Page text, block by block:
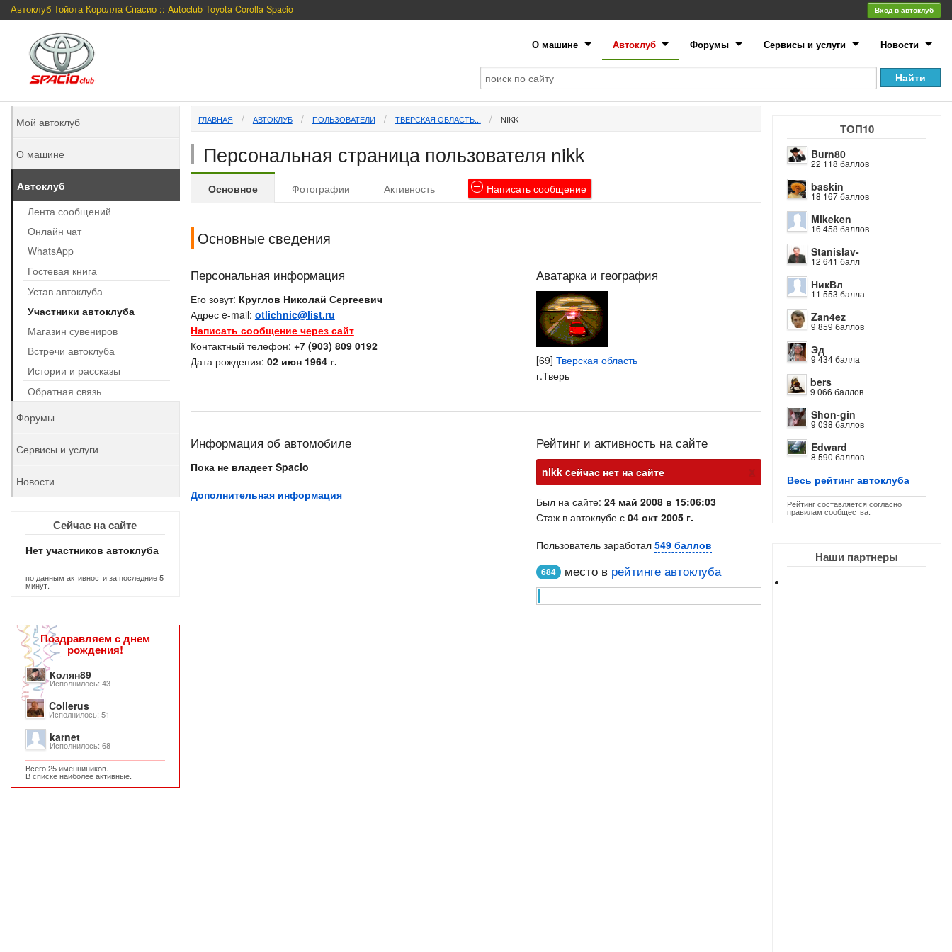
Автоклуб Тойота Королла Спасио :: Autoclub Toyota Corolla Spacio Вход в автоклуб
О машине Автоклуб Форумы Сервисы и услуги Новости
ТОП10
Burn80
22 118 баллов
baskin
18 167 баллов
Mikeken
16 458 баллов
Stanislav-
12 641 балл
НикВл
11 553 балла
Zan4ez
9 859 баллов
Эд
9 434 балла
bers
9 066 баллов
Shon-gin
9 038 баллов
Edward
8 590 баллов
Весь рейтинг автоклуба
Рейтинг составляется согласно
правилам сообщества.
Наши партнеры
ГЛАВНАЯ АВТОКЛУБ ПОЛЬЗОВАТЕЛИ ТВЕРСКАЯ ОБЛАСТЬ... NIKK
Персональная страница пользователя nikk
Основное Фотографии Активность Написатьсообщение
Основные сведения
Персональная информация
Его зовут: Круглов Николай Сергеевич
Адрес e-mail: otlichnic@list.ru
Написать сообщение через сайт
Контактный телефон: +7 (903) 809 0192
Дата рождения: 02 июн 1964 г.
Аватарка и география
[69] Тверская область
г.Тверь
Информация об автомобиле
Пока не владеет Spacio
Дополнительная информация
Рейтинг и активность на сайте
nikk cейчас нет на сайте х
Был на сайте: 24 май 2008 в 15:06:03
Стаж в автоклубе с 04 окт 2005 г.
Пользователь заработал 549 баллов
684 место в рейтинге автоклуба
Мой автоклуб
О машине
Автоклуб
Лента сообщений
Онлайн чат
WhatsApp
Гостевая книга
Устав автоклуба
Участники автоклуба
Магазин сувениров
Встречи автоклуба
Истории и рассказы
Обратная связь
Форумы
Сервисы и услуги
Новости
Сейчас на сайте
Нет участников автоклуба
по данным активности за последние 5
минут.
Поздравляем с днем
рождения!
Колян89
Исполнилось: 43
Collerus
Исполнилось: 51
karnet
Исполнилось: 68
Всего 25 именниников.
В списке наиболее активные.